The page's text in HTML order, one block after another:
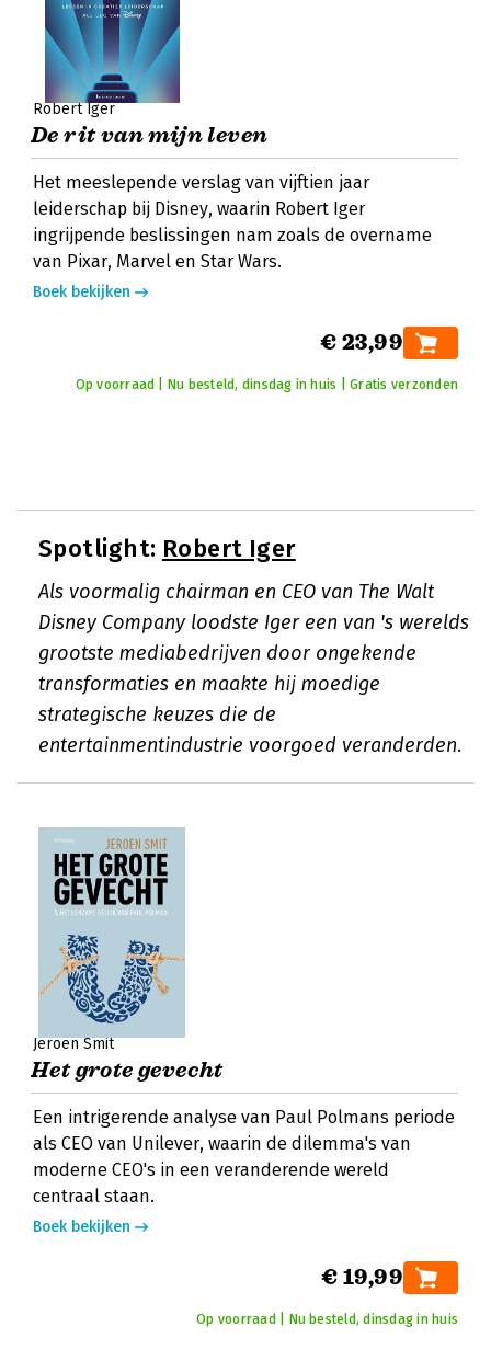
Robert Iger
De rit van mijn leven
Het meeslepende verslag van vijftien jaar
leiderschap bij Disney, waarin Robert Iger
ingrijpende beslissingen nam zoals de overname
van Pixar, Marvel en Star Wars.
Boek bekijken
€ 23,99
Op voorraad | Nu besteld, dinsdag in huis | Gratis verzonden
Spotlight: Robert Iger
Als voormalig chairman en CEO van The Walt
Disney Company loodste Iger een van 's werelds
grootste mediabedrijven door ongekende
transformaties en maakte hij moedige
strategische keuzes die de
entertainmentindustrie voorgoed veranderden.
Jeroen Smit
Het grote gevecht
Een intrigerende analyse van Paul Polmans periode
als CEO van Unilever, waarin de dilemma's van
moderne CEO's in een veranderende wereld
centraal staan.
Boek bekijken
€ 19,99
Op voorraad | Nu besteld, dinsdag in huis